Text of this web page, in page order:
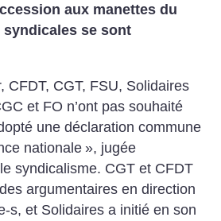
aux manettes du
se sont
CFDT, CGT, FSU, Solidaires
et FO n’ont pas souhaité
une déclaration commune
nationale », jugée
syndicalisme. CGT et CFDT
argumentaires en direction
s, et Solidaires a initié en son